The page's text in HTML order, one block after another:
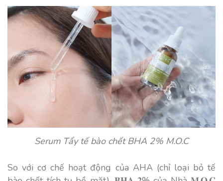
Serum Tẩy tế bào chết BHA 2% M.O.C
So với cơ chế hoạt động của AHA (chỉ loại bỏ tế